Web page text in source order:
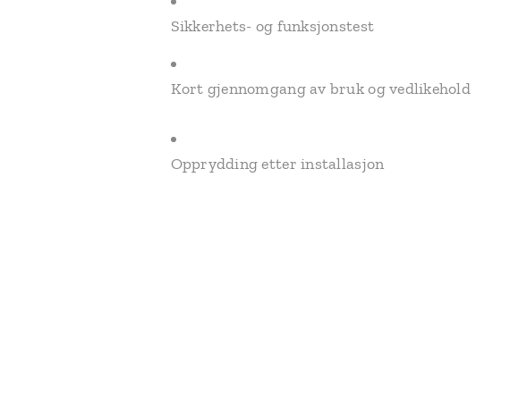
Sikkerhets- og funksjonstest
Kort gjennomgang av bruk og vedlikehold
Opprydding etter installasjon